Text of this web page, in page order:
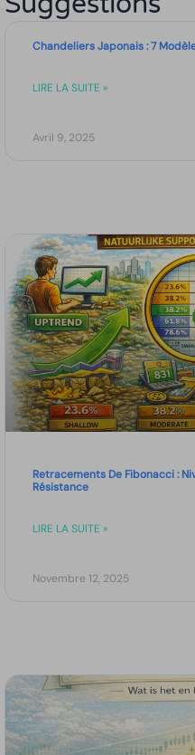
Chandeliers Japonais : 7
LIRE LA SUITE »
Avril 9, 2025
Retracements De Fibonacci :
Résistance
LIRE LA SUITE »
Novembre 12, 2025